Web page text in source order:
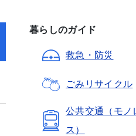
暮らしのガイド
救急・防災
ごみ リサイクル
公共交通
（モ
ス）